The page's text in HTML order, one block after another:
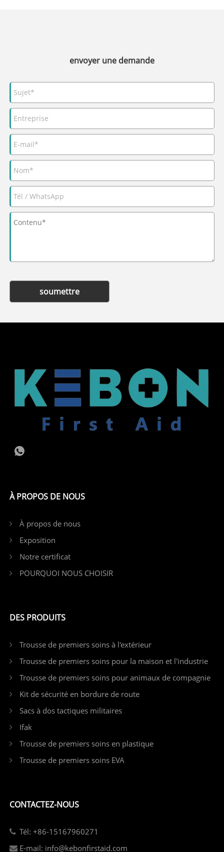
envoyer une demande
soumettre
À PROPOS DE NOUS
À propos de nous
Exposition
Notre certificat
POURQUOI NOUS CHOISIR
DES PRODUITS
Trousse de premiers soins à l'extérieur
Trousse de premiers soins pour la maison et l'industrie
Trousse de premiers soins pour animaux de compagnie
Kit de sécurité en bordure de route
Sacs à dos tactiques militaires
Ifak
Trousse de premiers soins en plastique
Trousse de premiers soins EVA
CONTACTEZ-NOUS
Tél: +86-15167960271
E-mail: info@kebonfirstaid.com